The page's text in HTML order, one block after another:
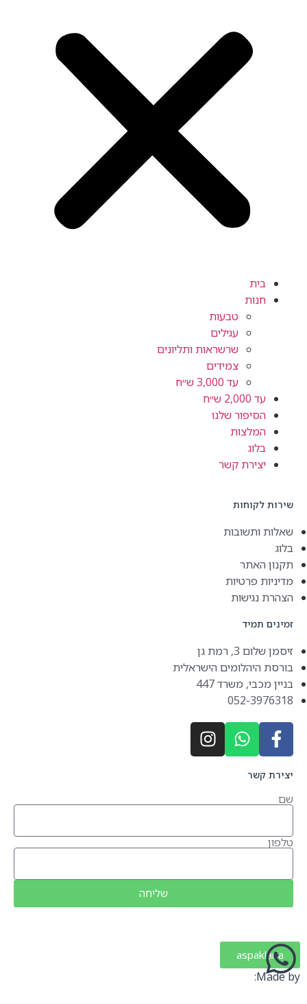
בית
חנות
טבעות
עגילים
שרשראות ותליונים
צמידים
עד 3,000 ש״ח
עד 2,000 ש״ח
הסיפור שלנו
המלצות
בלוג
יצירת קשר
שירות לקוחות
שאלות ותשובות
בלוג
תקנון האתר
מדיניות פרטיות
הצהרת נגישות
זמינים תמיד
זיסמן שלום 3, רמת גן
בורסת היהלומים הישראלית
בניין מכבי, משרד 447
052-3976318
יצירת קשר
שם
טלפון
שליחה
aspaklaria
Made by: